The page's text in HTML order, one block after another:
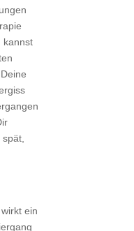
kannst
ein